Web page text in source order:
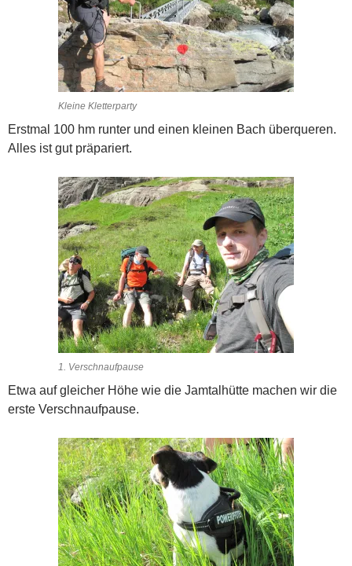
Kleine Kletterparty
Erstmal 100 hm runter und einen kleinen Bach überqueren.
Alles ist gut präpariert.
1. Verschnaufpause
Etwa auf gleicher Höhe wie die Jamtalhütte machen wir die
erste Verschnaufpause.